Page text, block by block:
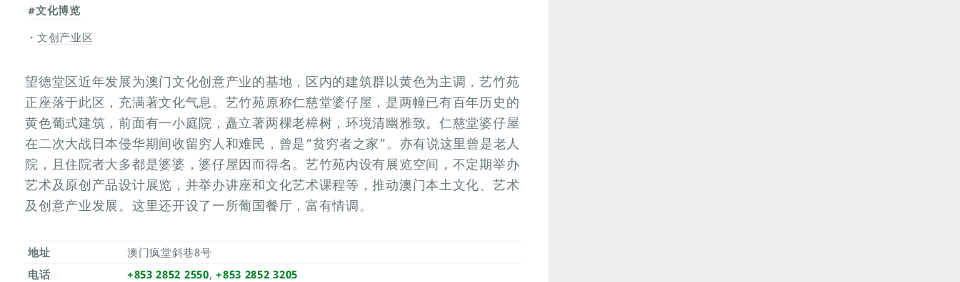
#文化博览
文创产业区
望德堂区近年发展为澳门文化创意产业的基地，区内的建筑群以黄色为主调，艺竹苑
正座落于此区，充满著文化气息。艺竹苑原称仁慈堂婆仔屋，是两幢已有百年历史的
黄色葡式建筑，前面有一小庭院，矗立著两棵老樟树，环境清幽雅致。仁慈堂婆仔屋
在二次大战日本侵华期间收留穷人和难民，曾是“贫穷者之家”。亦有说这里曾是老人
院，且住院者大多都是婆婆，婆仔屋因而得名。艺竹苑内设有展览空间，不定期举办
艺术及原创产品设计展览，并举办讲座和文化艺术课程等，推动澳门本土文化、艺术
及创意产业发展。这里还开设了一所葡国餐厅，富有情调。
地址
澳门疯堂斜巷8号
电话
+853 2852 2550,+853 2852 3205